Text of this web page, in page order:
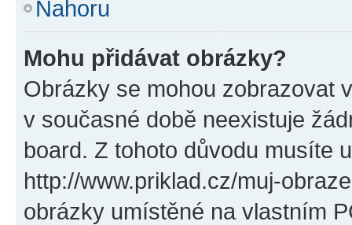
Nahoru
Mohu přidávat obrázky?
Obrázky se mohou zobrazovat
v současné době neexistuje
board. Z tohoto důvodu musíte
http://www.priklad.cz/muj-
obrázky umístěné na vlastním